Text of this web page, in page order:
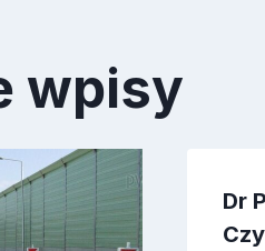
wpisy
Dr